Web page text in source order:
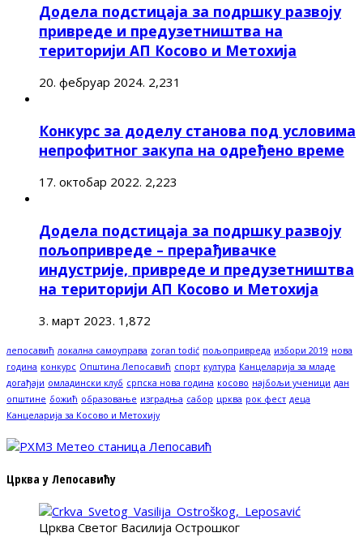
Додела подстицаја за подршку развоју
привреде и предузетништва на
територији АП Косово и Метохија
20. фебруар 2024. 2,231
Конкурс за доделу станова под условима
непрофитног закупа на одређено време
17. октобар 2022. 2,223
Додела подстицаја за подршку развоју
пољопривреде – прерађивачке
индустрије, привреде и предузетништва
на територији АП Косово и Метохија
3. март 2023. 1,872
лепосавић локална самоуправа zoran todić пољопривреда избори 2019 нова
година конкурс Општина Лепосавић спорт култура Канцеларија за младе
догађаји омладински клуб српска нова година косово најбољи ученици дан
општине божић образовање изградња сабор црква рок фест деца
Канцеларија за Косово и Метохију
Црква у Лепосавићу
Црква Светог Василија Острошког